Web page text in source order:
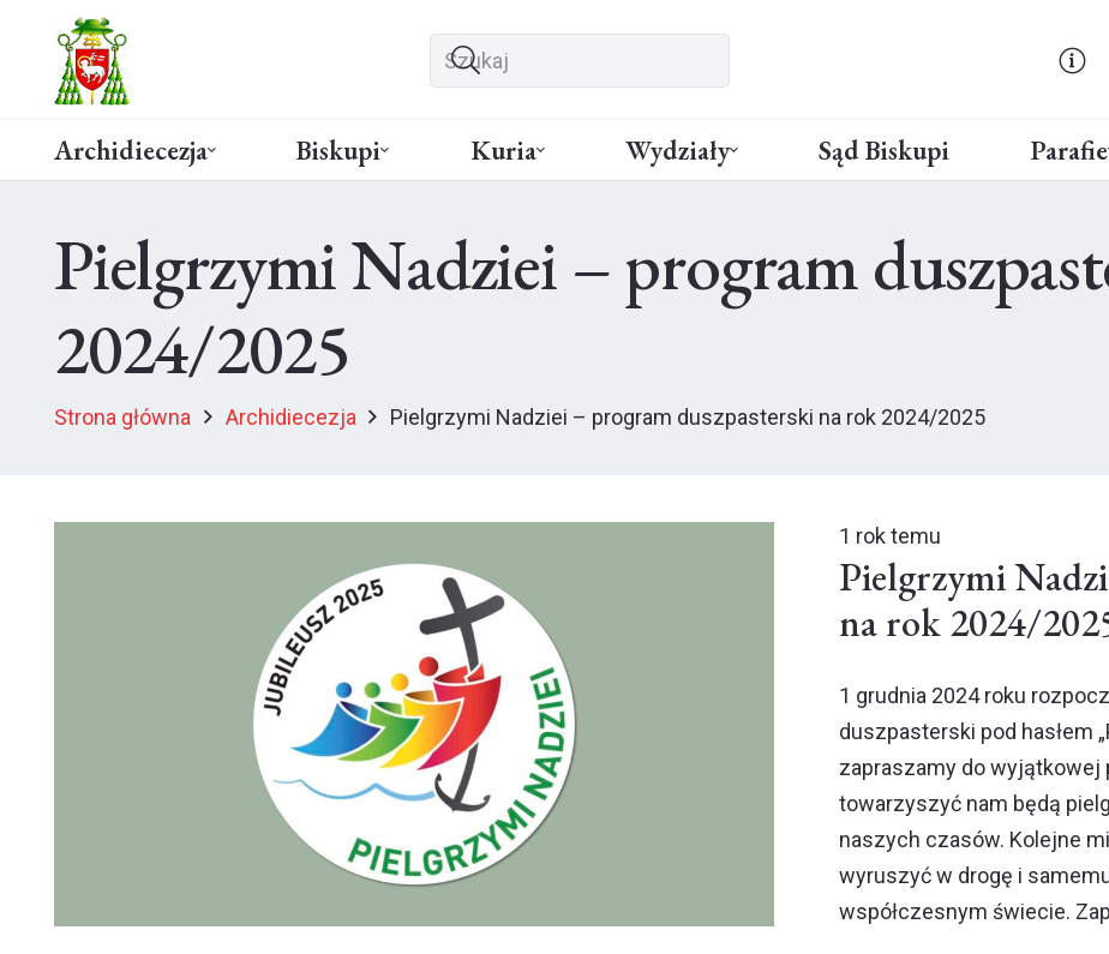
Archidiecezja Biskupi Kuria Wydziały Sąd Biskupi Parafie
Pielgrzymi Nadziei – program
2024/2025
Strona główna Archidiecezja Pielgrzymi Nadziei – program duszpasterski na rok 2024/2025
1 rok temu
Pielgrzymi
na rok 2024/
1 grudnia 2024 roku
duszpasterski pod hasłem
zapraszamy do
towarzyszyć nam będą
naszych czasów. Kolejne
wyruszyć w drogę i
współczesnym świecie.